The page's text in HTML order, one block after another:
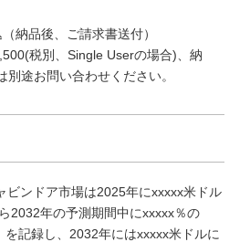
納品後、ご請求書送付）
税別、Single Userの場合)、納
途お問い合わせください。
ビンドア市場は2025年にxxxxx米ドル
2032年の予測期間中にxxxxx％の
記録し、2032年にはxxxxx米ドルに